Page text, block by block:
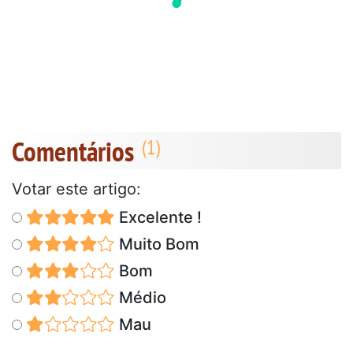
Comentários
Votar este artigo:
Excelente !
Muito Bom
Bom
Médio
Mau